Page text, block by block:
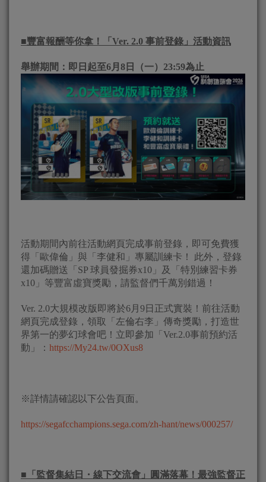
■豐富報酬等你拿！「Ver. 2.0 事前登錄」活動資訊
舉辦期間：即日起至6月8日（一）23:59為止
活動期間內前往活動網頁完成事前登錄，即可免費獲
得「歐偉倫」與「李健和」專屬訓練卡！ 此外，登錄
還加碼贈送「SP 球員發掘券x10」及「特別練習卡券
x10」等豐富虛寶獎勵，請監督們千萬別錯過！
Ver. 2.0大規模改版即將於6月9日正式實裝！前往活動
網頁完成登錄，領取「左倫右李」傳奇獎勵，打造世
界第一的夢幻球會吧！立即參加「Ver.2.0事前預約活
動」： https://My24.tw/0OXus8
※詳情請確認以下公告頁面。
https://segafcchampions.sega.com/zh-hant/news/000257/
■ 「監督集結日・線下交流會」圓滿落幕！最強監督正